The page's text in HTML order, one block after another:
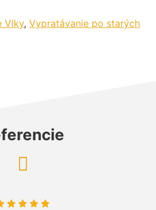
Vlky, Vypratávanie po starých